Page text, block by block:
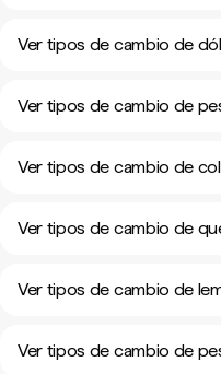
Ver tipos de cambio de
Ver tipos de cambio de
Ver tipos de cambio de
Ver tipos de cambio de
Ver tipos de cambio de
Ver tipos de cambio de